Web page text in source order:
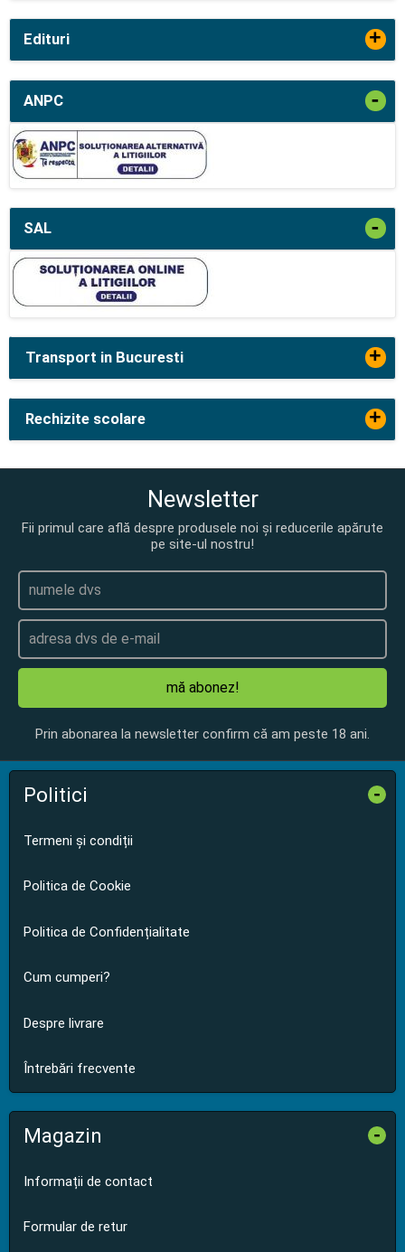
Edituri +
ANPC -
SAL -
Transport in Bucuresti +
Rechizite scolare +
Newsletter
Fii primul care află despre produsele noi și reducerile apărute
pe site-ul nostru!
mă abonez!
Prin abonarea la newsletter confirm că am peste 18 ani.
Politici -
Termeni și condiții
Politica de Cookie
Politica de Confidențialitate
Cum cumperi?
Despre livrare
Întrebări frecvente
Magazin -
Informații de contact
Formular de retur